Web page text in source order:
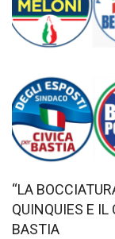
“LA
QUINQUIES E IL
BASTIA